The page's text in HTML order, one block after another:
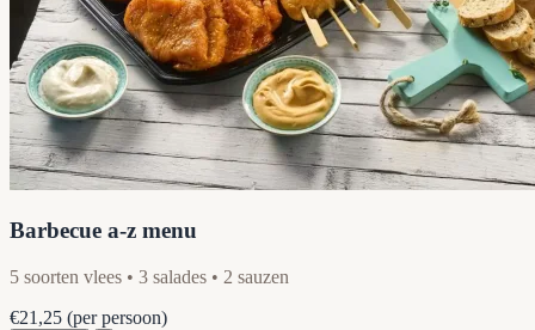
Barbecue a-z menu
5 soorten vlees • 3 salades • 2 sauzen
€21,25 (per persoon)